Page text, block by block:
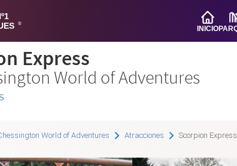
®
INICIO
Express
World of Adventures
World of Adventures Atracciones Scorpion Express